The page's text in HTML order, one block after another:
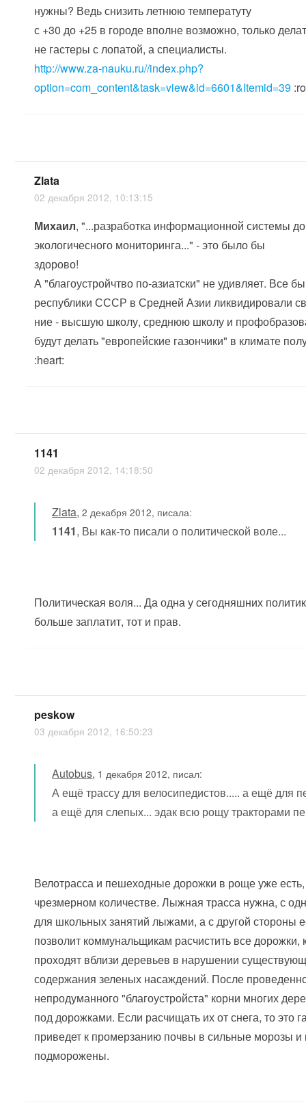
нужны? Ведь снизить летнюю температуту
с +30 до +25 в городе вполне возможно, только
не гастеры с лопатой, а специалисты.
http://www.za-nauku.ru//index.php?
option=com_content&task=view&id=6601&Itemid=39
Zlata
02 декабря 2012, 10:13:15
Михаил, "...разработка информационной системы
экологичесного мониторинга..." - это было бы
здорово!
А "благоустройчтво по-азиатски" не удивляет. Все
республики СССР в Средней Азии ликвидировали
ние - высшую школу, среднюю школу и
будут делать "европейские газончики" в климате
:heart:
1141
02 декабря 2012, 14:18:50
Zlata,2 декабря 2012, писала:
1141, Вы как-то писали о политической воле...
Политическая воля... Да одна у сегодняшних
больше заплатит, тот и прав.
peskow
03 декабря 2012, 16:50:23
Autobus, 1 декабря 2012, писал:
А ещё трассу для велосипедистов..... а ещё для
а ещё для слепых... эдак всю рощу тракторами
Велотрасса и пешеходные дорожки в роще уже
чрезмерном количестве. Лыжная трасса нужна, с
для школьных занятий лыжами, а с другой стороны
позволит коммунальщикам расчистить все дорожки,
проходят вблизи деревьев в нарушении
содержания зеленых насаждений. После
непродуманного "благоустройста" корни многих
под дорожками. Если расчищать их от снега, то это
приведет к промерзанию почвы в сильные морозы и
подморожены.